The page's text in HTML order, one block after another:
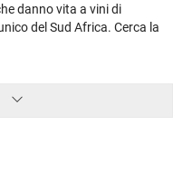
danno vita a vini di
del Sud Africa. Cerca la
vino sudafricano!